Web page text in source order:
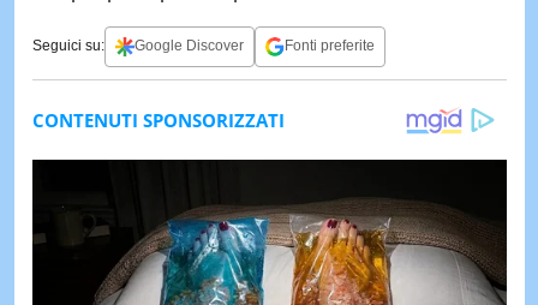
Seguici su: Google Discover Fonti preferite